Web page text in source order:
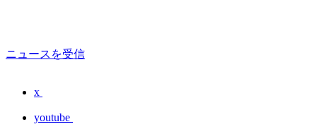
ニュースを受信
x
youtube